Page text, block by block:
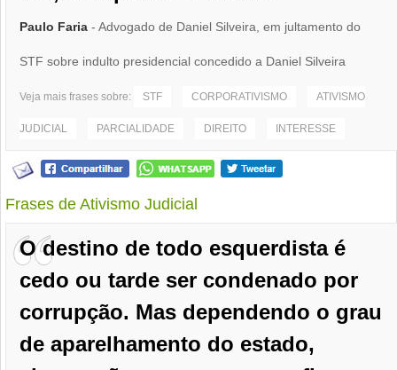
Paulo Faria - Advogado de Daniel Silveira, em jultamento do
STF sobre indulto presidencial concedido a Daniel Silveira
Veja mais frases sobre: STF CORPORATIVISMO ATIVISMO
JUDICIAL PARCIALIDADE DIREITO INTERESSE
Frases de Ativismo Judicial
O destino de todo esquerdista é
cedo ou tarde ser condenado por
corrupção. Mas dependendo o grau
de aparelhamento do estado,